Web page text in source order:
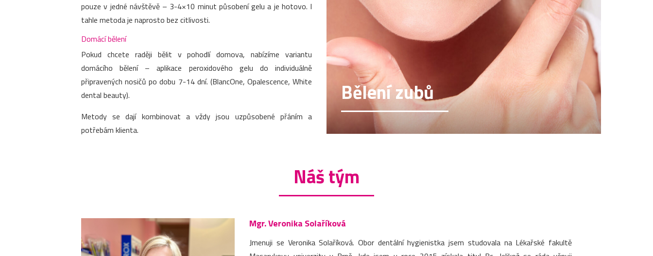
pouze v jedné návštěvě – 3-4×10 minut působení gelu a je hotovo. I
tahle metoda je naprosto bez citlivosti.
Domácí bělení
Pokud chcete raději bělit v pohodlí domova, nabízíme variantu
domácího bělení – aplikace peroxidového gelu do individuálně
připravených nosičů po dobu 7-14 dní. (BlancOne, Opalescence, White
dental beauty).
Metody se dají kombinovat a vždy jsou uzpůsobené přáním a
potřebám klienta.
Bělení zubů
Náš tým
Mgr. Veronika Solaříková
Jmenuji se Veronika Solaříková. Obor dentální hygienistka jsem studovala na Lékařské fakultě